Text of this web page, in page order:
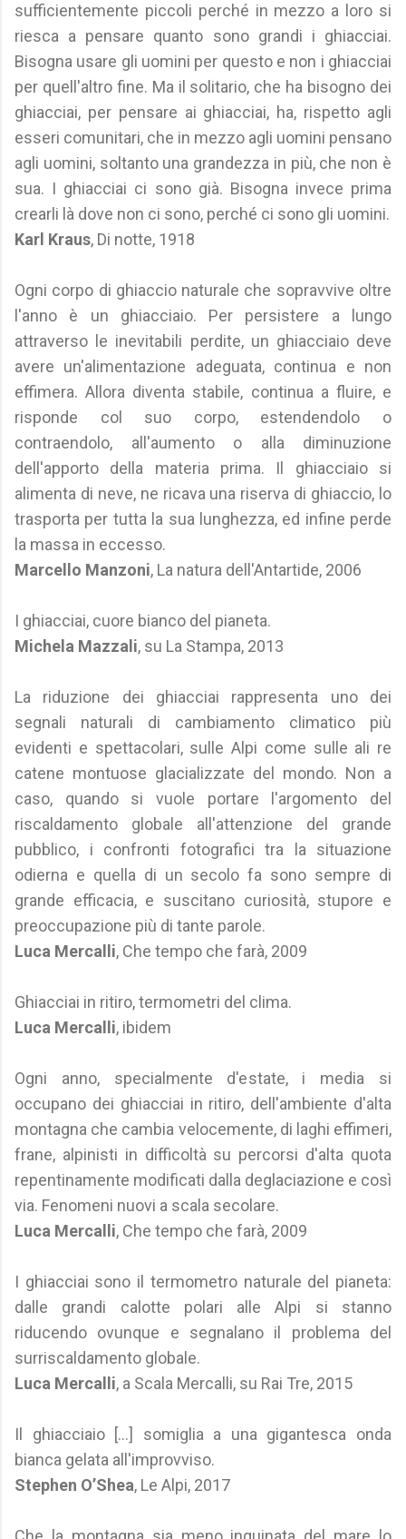
sufficientemente piccoli perché in mezzo a loro si
riesca a pensare quanto sono grandi i ghiacciai.
Bisogna usare gli uomini per questo e non i ghiacciai
per quell'altro fine. Ma il solitario, che ha bisogno dei
ghiacciai, per pensare ai ghiacciai, ha, rispetto agli
esseri comunitari, che in mezzo agli uomini pensano
agli uomini, soltanto una grandezza in più, che non è
sua. I ghiacciai ci sono già. Bisogna invece prima
crearli là dove non ci sono, perché ci sono gli uomini.
Karl Kraus, Di notte, 1918
Ogni corpo di ghiaccio naturale che sopravvive oltre
l'anno è un ghiacciaio. Per persistere a lungo
attraverso le inevitabili perdite, un ghiacciaio deve
avere un'alimentazione adeguata, continua e non
effimera. Allora diventa stabile, continua a fluire, e
risponde col suo corpo, estendendolo o
contraendolo, all'aumento o alla diminuzione
dell'apporto della materia prima. Il ghiacciaio si
alimenta di neve, ne ricava una riserva di ghiaccio, lo
trasporta per tutta la sua lunghezza, ed infine perde
la massa in eccesso.
Marcello Manzoni, La natura dell'Antartide, 2006
I ghiacciai, cuore bianco del pianeta.
Michela Mazzali, su La Stampa, 2013
La riduzione dei ghiacciai rappresenta uno dei
segnali naturali di cambiamento climatico più
evidenti e spettacolari, sulle Alpi come sulle ali re
catene montuose glacializzate del mondo. Non a
caso, quando si vuole portare l'argomento del
riscaldamento globale all'attenzione del grande
pubblico, i confronti fotografici tra la situazione
odierna e quella di un secolo fa sono sempre di
grande efficacia, e suscitano curiosità, stupore e
preoccupazione più di tante parole.
Luca Mercalli, Che tempo che farà, 2009
Ghiacciai in ritiro, termometri del clima.
Luca Mercalli, ibidem
Ogni anno, specialmente d'estate, i media si
occupano dei ghiacciai in ritiro, dell'ambiente d'alta
montagna che cambia velocemente, di laghi effimeri,
frane, alpinisti in difficoltà su percorsi d'alta quota
repentinamente modificati dalla deglaciazione e così
via. Fenomeni nuovi a scala secolare.
Luca Mercalli, Che tempo che farà, 2009
I ghiacciai sono il termometro naturale del pianeta:
dalle grandi calotte polari alle Alpi si stanno
riducendo ovunque e segnalano il problema del
surriscaldamento globale.
Luca Mercalli, a Scala Mercalli, su Rai Tre, 2015
Il ghiacciaio [...] somiglia a una gigantesca onda
bianca gelata all'improvviso.
Stephen O’Shea, Le Alpi, 2017